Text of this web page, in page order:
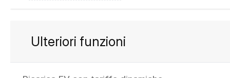
Ulteriori funzioni